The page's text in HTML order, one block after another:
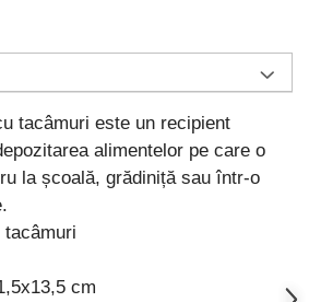
tacâmuri este un recipient
alimentelor pe care o
la școală, grădiniță sau într-o
tacâmuri
cm